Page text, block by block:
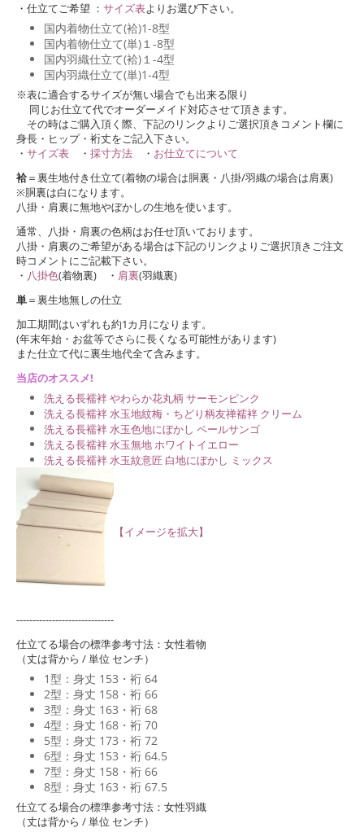
・仕立てご希望 ： サイズ表よりお選び下さい。
国内着物仕立て(袷)1-8型
国内着物仕立て(単)１-8型
国内羽織仕立て(袷)１-4型
国内羽織仕立て(単)1-4型
※表に適合するサイズが無い場合でも出来る限り
同じお仕立て代でオーダーメイド対応させて頂きます。
その時はご購入頂く際、下記のリンクよりご選択頂きコメント欄に
身長・ヒップ・裄丈をご記入下さい。
・ サイズ表 ・ 採寸方法 ・ お仕立てについて
袷＝裏生地付き仕立て(着物の場合は胴裏・八掛/羽織の場合は肩裏)
※胴裏は白になります。
八掛・肩裏に無地やぼかしの生地を使います。
通常、八掛・肩裏の色柄はお任せ頂いております。
八掛・肩裏のご希望がある場合は下記のリンクよりご選択頂きご注文
時コメントにご記載下さい。
・ 八掛色(着物裏) ・ 肩裏(羽織裏)
単＝裏生地無しの仕立
加工期間はいずれも約1カ月になります。
(年末年始・お盆等でさらに長くなる可能性があります)
また仕立て代に裏生地代全て含みます。
当店のオススメ!
洗える長襦袢 やわらか花丸柄 サーモンピンク
洗える長襦袢 水玉地紋梅・ちどり柄友禅襦袢 クリーム
洗える長襦袢 水玉色地にぼかし ペールサンゴ
洗える長襦袢 水玉無地 ホワイトイエロー
洗える長襦袢 水玉紋意匠 白地にぼかし ミックス
【イメージを拡大】
------------------------------
仕立てる場合の標準参考寸法：女性着物
（丈は背から / 単位 センチ）
1型：身丈 153・裄 64
2型：身丈 158・裄 66
3型：身丈 163・裄 68
4型：身丈 168・裄 70
5型：身丈 173・裄 72
6型：身丈 153・裄 64.5
7型：身丈 158・裄 66
8型：身丈 163・裄 67.5
仕立てる場合の標準参考寸法：女性羽織
（丈は背から / 単位 センチ）